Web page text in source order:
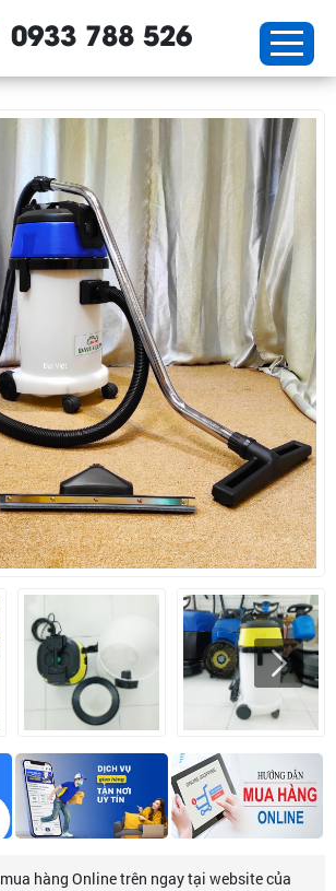
0933 788 526
hàng Online trên ngay tại website của